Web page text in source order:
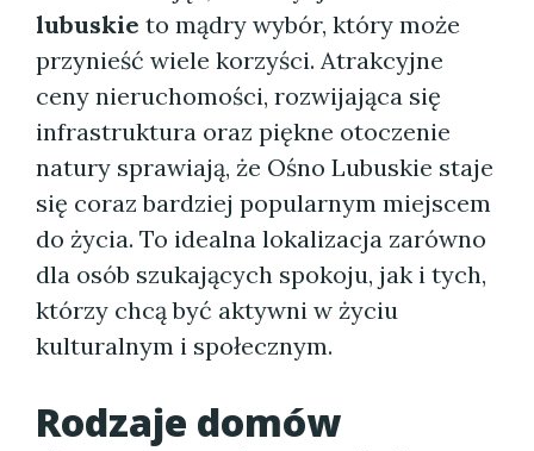
lubuskie to mądry wybór, który może
przynieść wiele korzyści. Atrakcyjne
ceny nieruchomości, rozwijająca się
infrastruktura oraz piękne otoczenie
natury sprawiają, że Ośno Lubuskie staje
się coraz bardziej popularnym miejscem
do życia. To idealna lokalizacja zarówno
dla osób szukających spokoju, jak i tych,
którzy chcą być aktywni w życiu
kulturalnym i społecznym.
Rodzaje domów